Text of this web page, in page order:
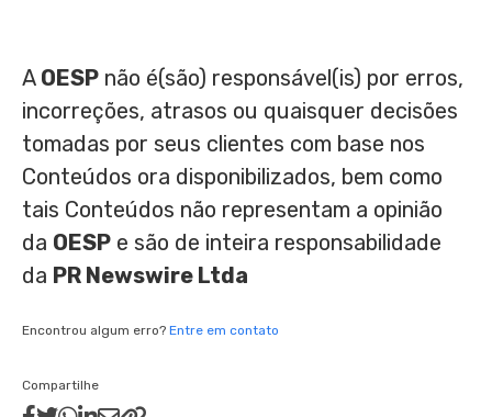
A OESP não é(são) responsável(is) por erros,
incorreções, atrasos ou quaisquer decisões
tomadas por seus clientes com base nos
Conteúdos ora disponibilizados, bem como
tais Conteúdos não representam a opinião
da OESP e são de inteira responsabilidade
da PR Newswire Ltda
Encontrou algum erro? Entre em contato
Compartilhe